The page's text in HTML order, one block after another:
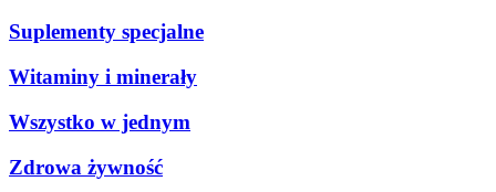
Suplementy specjalne
Witaminy i minerały
Wszystko w jednym
Zdrowa żywność